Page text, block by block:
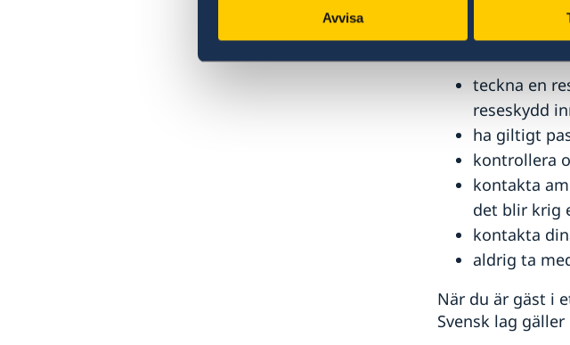
Avvisa Tänk på
teckna en
reseskydd
ha giltigt
kontrollera
kontakta
det blir krig
kontakta
aldrig ta
När du är gäst i
Svensk lag